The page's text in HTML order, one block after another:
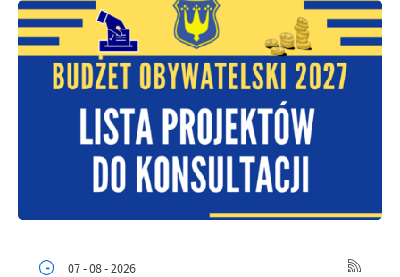
07 - 08 - 2026